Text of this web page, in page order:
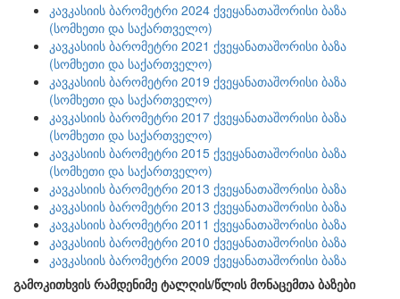
კავკასიის ბარომეტრი 2024 ქვეყანათაშორისი ბაზა
(სომხეთი და საქართველო)
კავკასიის ბარომეტრი 2021 ქვეყანათაშორისი ბაზა
(სომხეთი და საქართველო)
კავკასიის ბარომეტრი 2019 ქვეყანათაშორისი ბაზა
(სომხეთი და საქართველო)
კავკასიის ბარომეტრი 2017 ქვეყანათაშორისი ბაზა
(სომხეთი და საქართველო)
კავკასიის ბარომეტრი 2015 ქვეყანათაშორისი ბაზა
(სომხეთი და საქართველო)
კავკასიის ბარომეტრი 2013 ქვეყანათაშორისი ბაზა
კავკასიის ბარომეტრი 2013 ქვეყანათაშორისი ბაზა
კავკასიის ბარომეტრი 2011 ქვეყანათაშორისი ბაზა
კავკასიის ბარომეტრი 2010 ქვეყანათაშორისი ბაზა
კავკასიის ბარომეტრი 2009 ქვეყანათაშორისი ბაზა
გამოკითხვის რამდენიმე ტალღის/წლის მონაცემთა ბაზები